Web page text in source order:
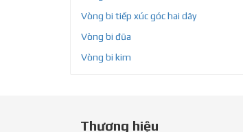
Vòng bi tiếp xúc góc hai dãy
Vòng bi đũa
Vòng bi kim
Thương hiệu